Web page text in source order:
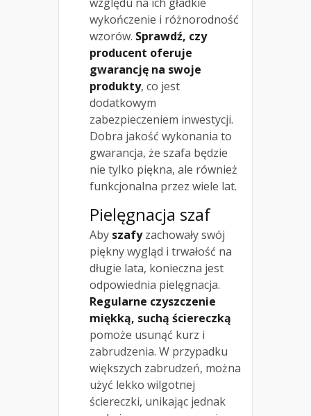
wykończenie i różnorodność
wzorów. Sprawdź, czy
producent oferuje
gwarancję na swoje
produkty, co jest
dodatkowym
zabezpieczeniem inwestycji.
Dobra jakość wykonania to
gwarancja, że szafa będzie
nie tylko piękna, ale również
funkcjonalna przez wiele lat.
Pielęgnacja szaf
Aby szafyzachowały swój
piękny wygląd i trwałość na
długie lata, konieczna jest
odpowiednia pielęgnacja.
Regularne czyszczenie
miękką, suchą ściereczką
pomoże usunąć kurz i
zabrudzenia. W przypadku
większych zabrudzeń, można
użyć lekko wilgotnej
ściereczki, unikając jednak